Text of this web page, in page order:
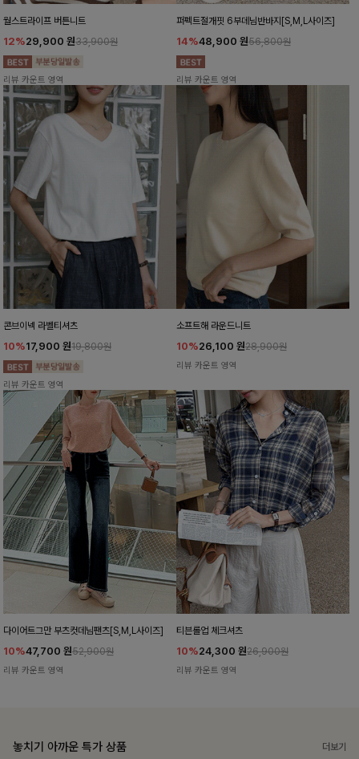
월스트라이프 버튼니트
12%29,900 원33,900원
리뷰 카운트 영역
퍼펙트절개핏 6부데님반바지[S,M,L사이즈]
14%48,900 원56,800원
리뷰 카운트 영역
콘브이넥 라벨티셔츠
10%17,900 원19,800원
리뷰 카운트 영역
소프트해 라운드니트
10%26,100 원28,900원
리뷰 카운트 영역
다이어트그만 부츠컷데님팬츠[S,M,L사이즈]
10%47,700 원52,900원
리뷰 카운트 영역
티븐롤업 체크셔츠
10%24,300 원26,900원
리뷰 카운트 영역
놓치기 아까운 특가 상품 더보기